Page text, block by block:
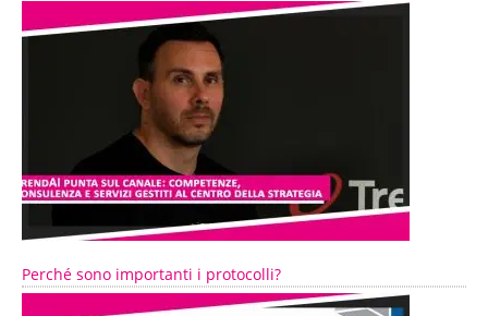
Perché sono importanti i protocolli?